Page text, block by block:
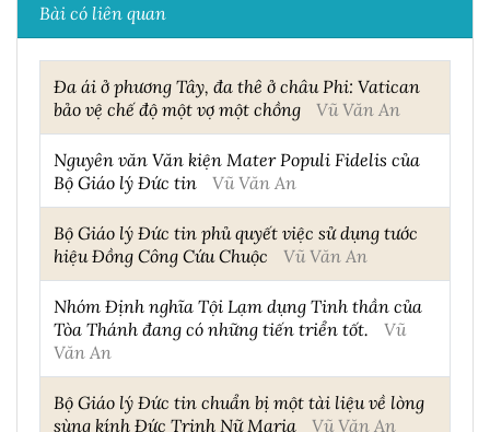
Bài có liên quan
Đa ái ở phương Tây, đa thê ở châu Phi: Vatican
bảo vệ chế độ một vợ một chồng
Vũ Văn An
Nguyên văn Văn kiện Mater Populi Fidelis của
Bộ Giáo lý Đức tin
Vũ Văn An
Bộ Giáo lý Đức tin phủ quyết việc sử dụng tước
hiệu Đồng Công Cứu Chuộc
Vũ Văn An
Nhóm Định nghĩa Tội Lạm dụng Tinh thần của
Tòa Thánh đang có những tiến triển tốt.
Vũ
Văn An
Bộ Giáo lý Đức tin chuẩn bị một tài liệu về lòng
sùng kính Đức Trinh Nữ Maria
Vũ Văn An